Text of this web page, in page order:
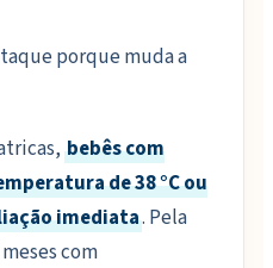
porque muda a
bebês com
de 38 °C ou
imediata. Pela
com